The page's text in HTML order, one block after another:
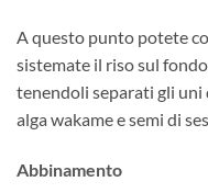
A questo punto potete
sistemate il riso sul
tenendoli separati gli uni
alga wakame e semi di
Abbinamento